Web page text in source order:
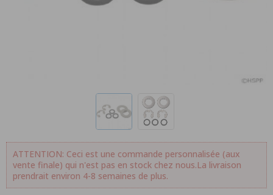
ATTENTION: Ceci est une commande personnalisée (aux
vente finale) qui n'est pas en stock chez nous.La livraison
prendrait environ 4-8 semaines de plus.